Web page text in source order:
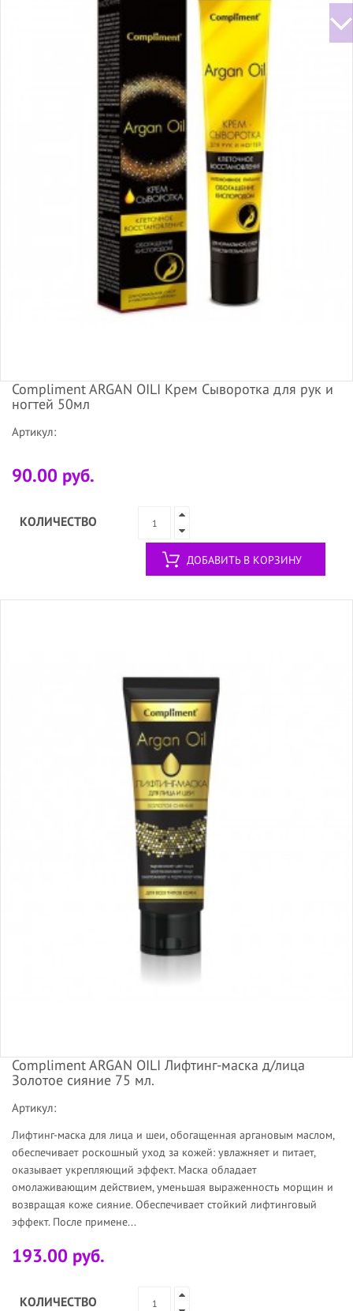
Compliment ARGAN OILI Крем Сыворотка для рук и
ногтей 50мл
Артикул:
90.00 руб.
КОЛИЧЕСТВО
ДОБАВИТЬ В КОРЗИНУ
Compliment ARGAN OILI Лифтинг-маска д/лица
Золотое сияние 75 мл.
Артикул:
Лифтинг-маска для лица и шеи, обогащенная аргановым маслом,
обеспечивает роскошный уход за кожей: увлажняет и питает,
оказывает укрепляющий эффект. Маска обладает
омолаживающим действием, уменьшая выраженность морщин и
возвращая коже сияние. Обеспечивает стойкий лифтинговый
эффект. После примене...
193.00 руб.
КОЛИЧЕСТВО